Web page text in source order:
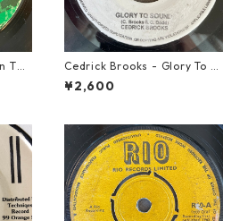
The
Cedrick Brooks - Glory To S
ounds【7-21786】
¥2,600